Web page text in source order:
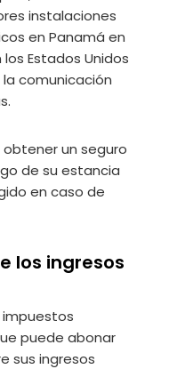
instalaciones
en Panamá en
Estados Unidos
comunicación
un seguro
de su estancia
en caso de
los ingresos
puede abonar
sus ingresos